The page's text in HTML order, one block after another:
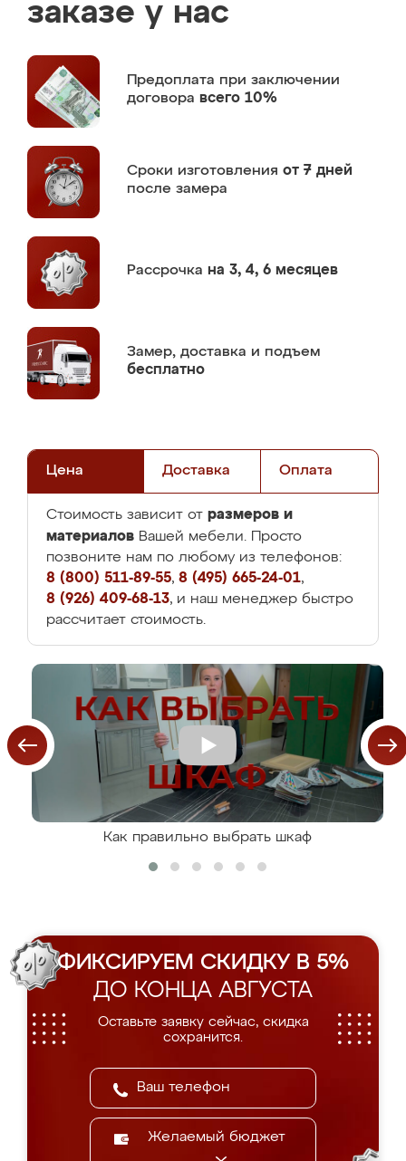
заказе у нас
Предоплата при заключении
договора всего 10%
Сроки изготовления от 7 дней
после замера
Рассрочка на 3, 4, 6 месяцев
Замер, доставка и подъем
бесплатно
Цена Доставка Оплата
Стоимость зависит от размеров и
материалов Вашей мебели. Просто
позвоните нам по любому из телефонов:
8 (800) 511-89-55, 8 (495) 665-24-01,
8 (926) 409-68-13, и наш менеджер быстро
рассчитает стоимость.
Как правильно выбрать шкаф
ФИКСИРУЕМ СКИДКУ В 5%
ДО КОНЦА АВГУСТА
Оставьте заявку сейчас, скидка
сохранится.
Желаемый бюджет